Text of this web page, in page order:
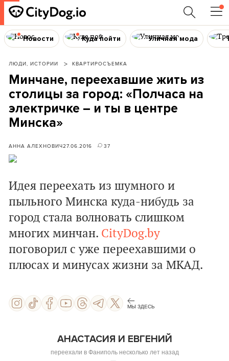
Новости Куда пойти Уличная мода
ЛЮДИ, ИСТОРИИ КВАРТИРОСЪЕМКА
Минчане, переехавшие жить из
столицы за город: «Полчаса на
электричке – и ты в центре
Минска»
АННА АЛЕХНОВИЧ27.06.2016 37
Идея переехать из шумного и
пыльного Минска куда-нибудь за
город стала волновать слишком
многих минчан. CityDog.by
поговорил с уже переехавшими о
плюсах и минусах жизни за МКАД.
МЫ ЗДЕСЬ
АНАСТАСИЯ И ЕВГЕНИЙ
переехали в Фаниполь несколько лет назад